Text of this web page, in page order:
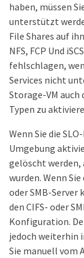
haben, müssen
unterstützt
File Shares auf
NFS, FCP Und
fehlschlagen,
Services nicht
Storage-VM auch
Typen zu
Wenn Sie die
Umgebung
gelöscht
wurden. Wenn
oder SMB-Server
den CIFS- oder
Konfiguration.
jedoch weiterhin
Sie manuell vom